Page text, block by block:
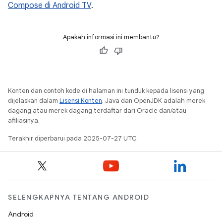
Compose di Android TV.
Apakah informasi ini membantu?
Konten dan contoh kode di halaman ini tunduk kepada lisensi yang
dijelaskan dalam Lisensi Konten. Java dan OpenJDK adalah merek
dagang atau merek dagang terdaftar dari Oracle dan/atau
afiliasinya.
Terakhir diperbarui pada 2025-07-27 UTC.
SELENGKAPNYA TENTANG ANDROID
Android